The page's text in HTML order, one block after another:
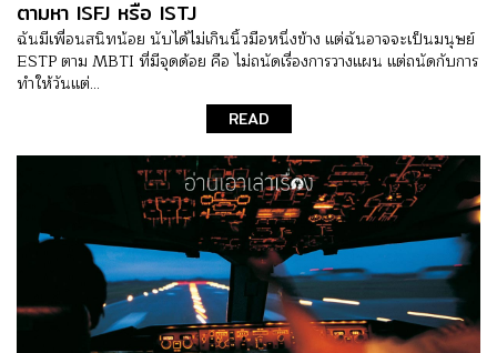
ตามหา ISFJ หรือ ISTJ
ฉันมีเพื่อนสนิทน้อย นับได้ไม่เกินนิ้วมือหนึ่งข้าง แต่ฉันอาจจะเป็นมนุษย์
ESTP ตาม MBTI ที่มีจุดด้อย คือ ไม่ถนัดเรื่องการวางแผน แต่ถนัดกับการ
ทำให้วันแต่...
READ